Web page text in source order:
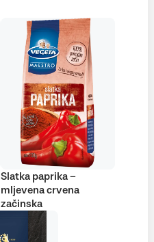
Slatka paprika –
mljevena crvena
začinska